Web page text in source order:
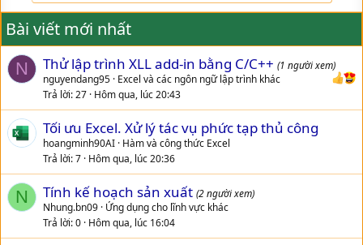
5/ Tôi vẫn để nguyên mọi thứ y trang bản gốc ... chỉ thay đổi viết
thêm 1 chút là load Hàm API của tôi ... vì vậy các bạn có thể tải về
chỉnh sửa sao đó thì tùy ...
6/ Code Mạnh viết thêm như sau
Mã: Sao chép.
procedure
begin { Create Another UI Thread }
    procedure
    var
      LShowForm: TProcedure;
      LibHandle: THandle;
t
i
o
n
s
Bài viết mới nhất
N Thử lập trình XLL add-in bằng C/C++ (1 người xem)
nguyendang95 Excel và các ngôn ngữ lập trình khác
Trả lời 27 Hôm qua, lúc 20:43
Tối ưu Excel. Xử lý tác vụ phức tạp thủ công
hoangminh90AI Hàm và công thức Excel
Trả lời 7 Hôm qua, lúc 20:36
N Tính kế hoạch sản xuất (2 người xem)
Nhung.bn09 Ứng dụng cho lĩnh vực khác
Trả lời 0 Hôm qua, lúc 16:04